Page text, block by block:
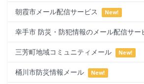
朝霞市メール配信サービス New!
幸手市 防災・防犯情報のメール配信サー
三芳町地域コミュニティメール New!
桶川市防災情報メール New!